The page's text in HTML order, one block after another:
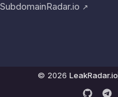
SubdomainRadar.io ↗
© 2026 LeakRadar.io